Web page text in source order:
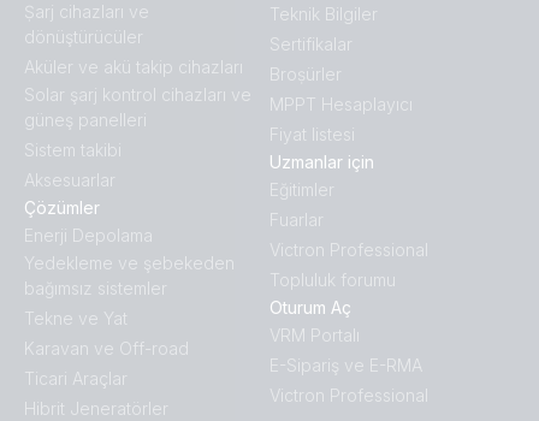
Ṣarj cihazları ve
dönüştürücüler
Aküler ve akü takip cihazları
Solar şarj kontrol cihazları ve
güneş panelleri
Sistem takibi
Aksesuarlar
Çözümler
Enerji Depolama
Yedekleme ve şebekeden
bağımsız sistemler
Tekne ve Yat
Karavan ve Off-road
Ticari Araçlar
Hibrit Jeneratörler
Teknik Bilgiler
Sertifikalar
Broṣürler
MPPT Hesaplayıcı
Fiyat listesi
Uzmanlar için
Eğitimler
Fuarlar
Victron Professional
Topluluk forumu
Oturum Aç
VRM Portalı
E-Sipariş ve E-RMA
Victron Professional